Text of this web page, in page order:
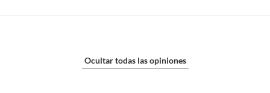
Ocultar todas las opiniones